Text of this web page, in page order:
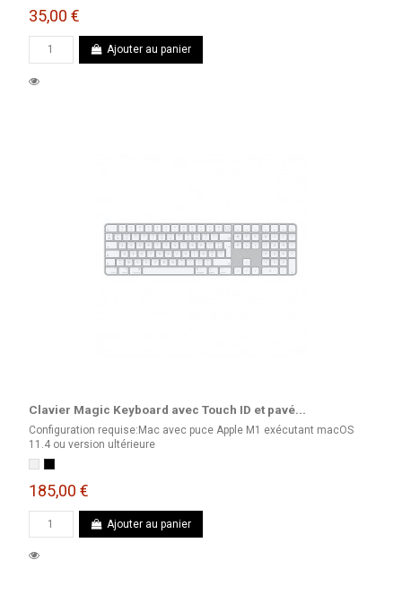
35,00 €
Ajouter au panier
Clavier Magic Keyboard avec Touch ID et pavé...
Configuration requise:Mac avec puce Apple M1 exécutant macOS
11.4 ou version ultérieure
BlancNoir
185,00 €
Ajouter au panier